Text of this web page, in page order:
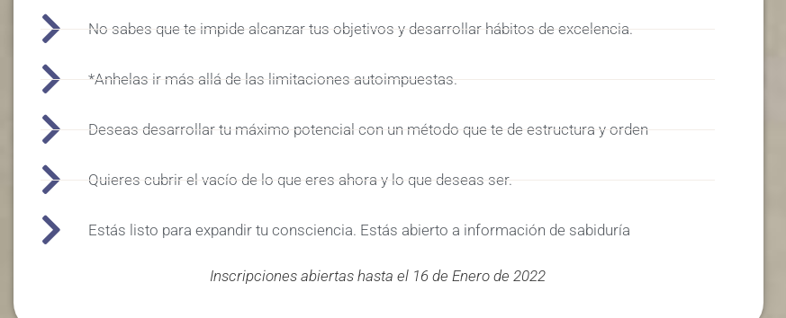
No sabes que te impide alcanzar tus objetivos y desarrollar hábitos de excelencia.
*Anhelas ir más allá de las limitaciones autoimpuestas.
Deseas desarrollar tu máximo potencial con un método que te de estructura y orden
Quieres cubrir el vacío de lo que eres ahora y lo que deseas ser.
Estás listo para expandir tu consciencia. Estás abierto a información de sabiduría
Inscripciones abiertas hasta el 16 de Enero de 2022